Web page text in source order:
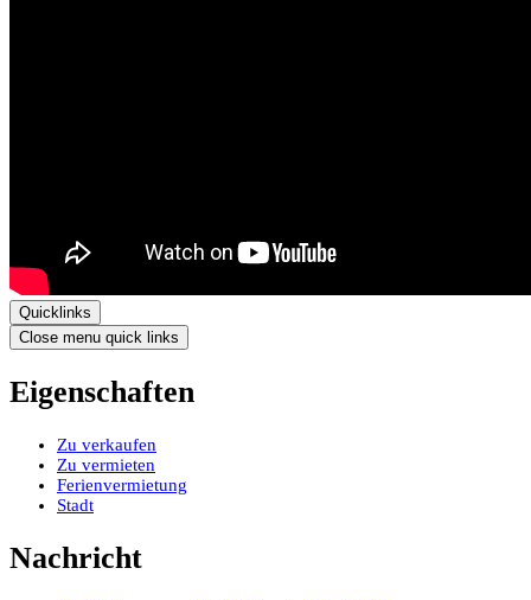
Quicklinks
Close menu quick links
Eigenschaften
Zu verkaufen
Zu vermieten
Ferienvermietung
Stadt
Nachricht